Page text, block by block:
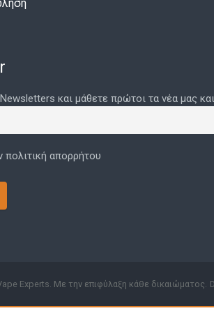
και μάθετε πρώτοι τα νέα μας
απορρήτου
Experts. Με την επιφύλαξη κάθε δικαιώματος.